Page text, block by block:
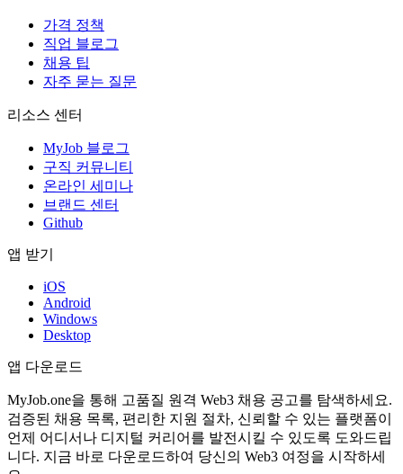
가격 정책
직업 블로그
채용 팁
자주 묻는 질문
리소스 센터
MyJob 블로그
구직 커뮤니티
온라인 세미나
브랜드 센터
Github
앱 받기
iOS
Android
Windows
Desktop
앱 다운로드
MyJob.one을 통해 고품질 원격 Web3 채용 공고를 탐색하세요.
검증된 채용 목록, 편리한 지원 절차, 신뢰할 수 있는 플랫폼이
언제 어디서나 디지털 커리어를 발전시킬 수 있도록 도와드립
니다. 지금 바로 다운로드하여 당신의 Web3 여정을 시작하세